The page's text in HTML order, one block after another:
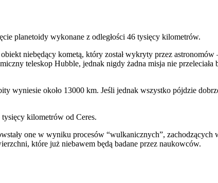
planetoidy wykonane z odległości 46 tysięcy kilometrów.
niebędący kometą, który został wykryty przez astronomów
teleskop Hubble, jednak nigdy żadna misja nie
wyniesie około 13000 km. Jeśli jednak wszystko pójdzie
kilometrów od Ceres.
one w wyniku procesów “wulkanicznych”,
które już niebawem będą badane przez naukowców.